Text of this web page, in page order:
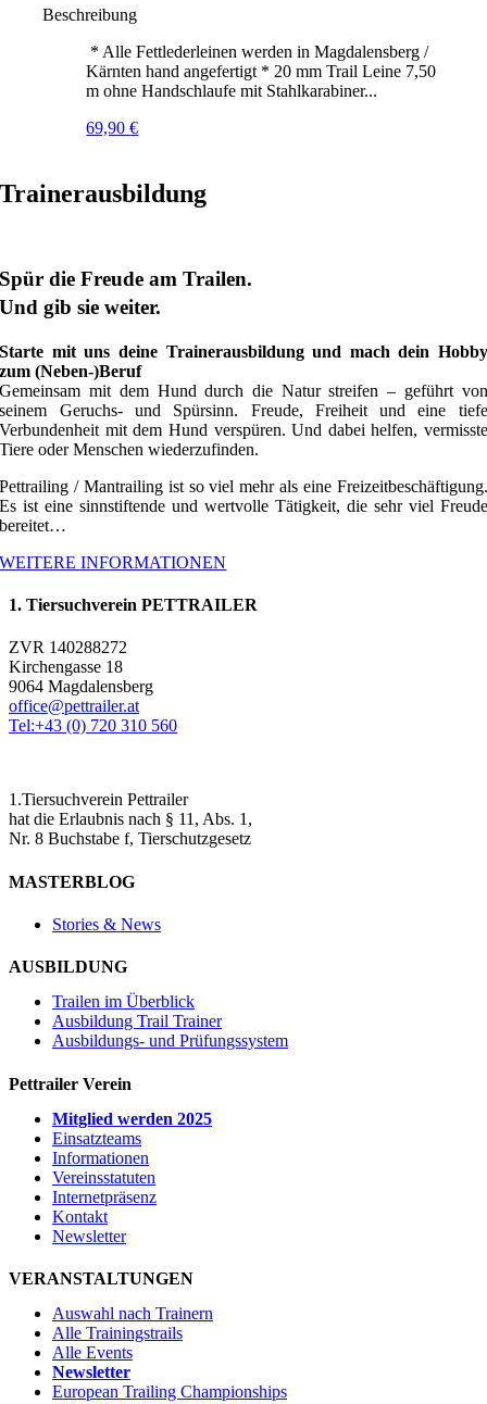
Beschreibung
* Alle Fettlederleinen werden in Magdalensberg /
Kärnten hand angefertigt * 20 mm Trail Leine 7,50
m ohne Handschlaufe mit Stahlkarabiner...
69,90€
Trainerausbildung
Spür die Freude am Trailen.
Und gib sie weiter.
Starte mit uns deine Trainerausbildung und mach dein Hobby
zum (Neben-)Beruf
Gemeinsam mit dem Hund durch die Natur streifen – geführt von
seinem Geruchs- und Spürsinn. Freude, Freiheit und eine tiefe
Verbundenheit mit dem Hund verspüren. Und dabei helfen, vermisste
Tiere oder Menschen wiederzufinden.
Pettrailing / Mantrailing ist so viel mehr als eine Freizeitbeschäftigung.
Es ist eine sinnstiftende und wertvolle Tätigkeit, die sehr viel Freude
bereitet…
WEITERE INFORMATIONEN
1. Tiersuchverein PETTRAILER
ZVR 140288272
Kirchengasse 18
9064 Magdalensberg
office@pettrailer.at
Tel:+43 (0) 720 310 560
1.Tiersuchverein Pettrailer
hat die Erlaubnis nach § 11, Abs. 1,
Nr. 8 Buchstabe f, Tierschutzgesetz
MASTERBLOG
Stories & News
AUSBILDUNG
Trailen im Überblick
Ausbildung Trail Trainer
Ausbildungs- und Prüfungssystem
Pettrailer Verein
Mitglied werden 2025
Einsatzteams
Informationen
Vereinsstatuten
Internetpräsenz
Kontakt
Newsletter
VERANSTALTUNGEN
Auswahl nach Trainern
Alle Trainingstrails
Alle Events
Newsletter
European Trailing Championships